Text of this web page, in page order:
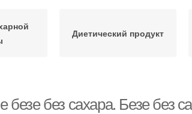
Диетический продукт
безе без сахара. Безе без